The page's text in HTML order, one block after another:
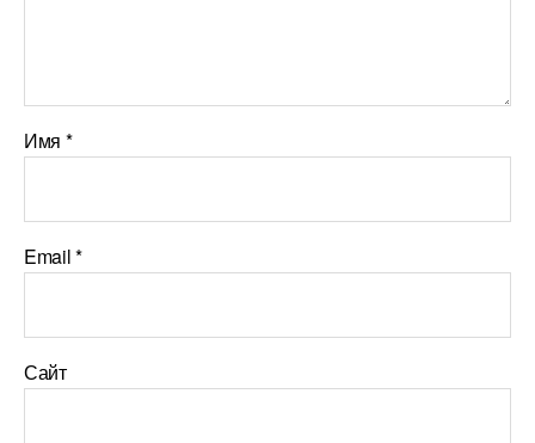
Имя *
Email*
Сайт